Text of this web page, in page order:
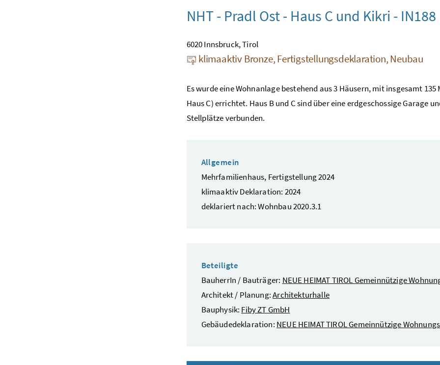
NHT - Pradl Ost - Haus C und Kikri - IN188
6020 Innsbruck, Tirol
klimaaktiv Bronze, Fertigstellungsdeklaration, Neubau
Es wurde eine Wohnanlage bestehend aus 3 Häusern, mit insgesamt
Haus C) errichtet. Haus B und C sind über eine erdgeschossige Garage
Stellplätze verbunden.
Allgemein
Mehrfamilienhaus, Fertigstellung 2024
klimaaktiv Deklaration: 2024
deklariert nach: Wohnbau 2020.3.1
Beteiligte
BauherrIn / Bauträger: NEUE HEIMAT TIROL Gemeinnützige
Architekt / Planung:Architekturhalle
Bauphysik: Fiby ZT GmbH
Gebäudedeklaration: NEUE HEIMAT TIROL Gemeinnützige